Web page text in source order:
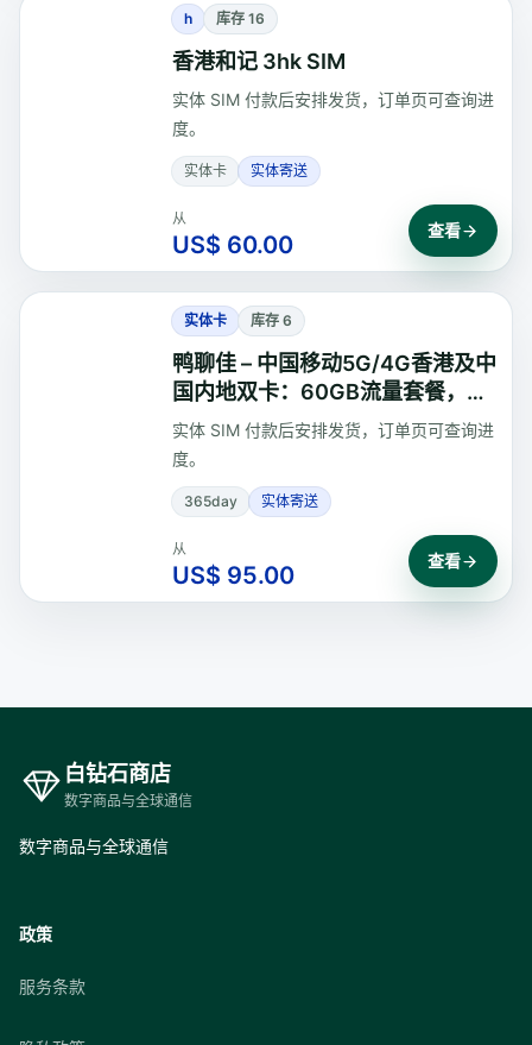
h 库存 16
香港和记 3hk SIM
实体 SIM 付款后安排发货，订单页可查询进
度。
实体卡 实体寄送
从
US$ 60.00
查看
实体卡 库存 6
鸭聊佳 – 中国移动5G/4G香港及中
国内地双卡：60GB流量套餐，有
效期365天
实体 SIM 付款后安排发货，订单页可查询进
度。
365day 实体寄送
从
US$ 95.00
查看
白钻石商店
数字商品与全球通信
数字商品与全球通信
政策
服务条款